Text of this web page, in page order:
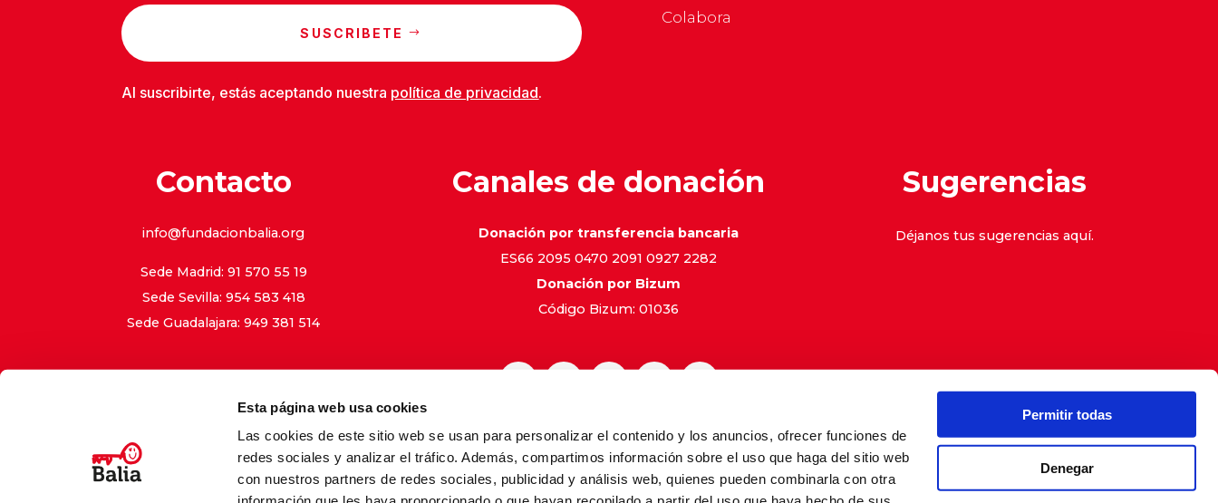
Esta página web usa cookies
Las cookies de este sitio web se usan para personalizar el contenido y los anuncios, ofrecer funciones de
redes sociales y analizar el tráfico. Además, compartimos información sobre el uso que haga del sitio web
con nuestros partners de redes sociales, publicidad y análisis web, quienes pueden combinarla con otra
Permitir todas
Denegar
SUSCRIBETE
Al suscribirte, estás aceptando nuestra política de privacidad.
Colabora
Contacto
info@fundacionbalia.org
Sede Madrid: 91 570 55 19
Sede Sevilla: 954 583 418
Sede Guadalajara: 949 381 514
Canales de donación
Donación por transferencia bancaria
ES66 2095 0470 2091 0927 2282
Donación por Bizum
Código Bizum: 01036
Sugerencias
Déjanos tus sugerencias aquí.
Aviso Legal Política de Privacidad Política de Cookies Canal de denuncias